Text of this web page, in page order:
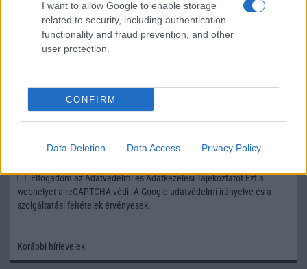
I want to allow Google to enable storage
related to security, including authentication
functionality and fraud prevention, and other
user protection.
CONFIRM
Data Deletion Data Access Privacy Policy
Elfogadom azAdatvédelmi és Adatkezelési TájékoztatótEzt a
webhelyet a reCAPTCHA védi. A Google adatvédelmi irányelve és a
szolgáltatási feltételek érvényesek.
Korábbi hírlevelek